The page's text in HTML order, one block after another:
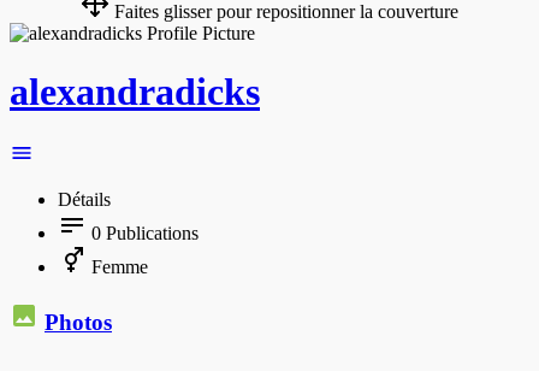
Faites glisser pour repositionner la couverture
alexandradicks
Détails
0 Publications
Femme
Photos